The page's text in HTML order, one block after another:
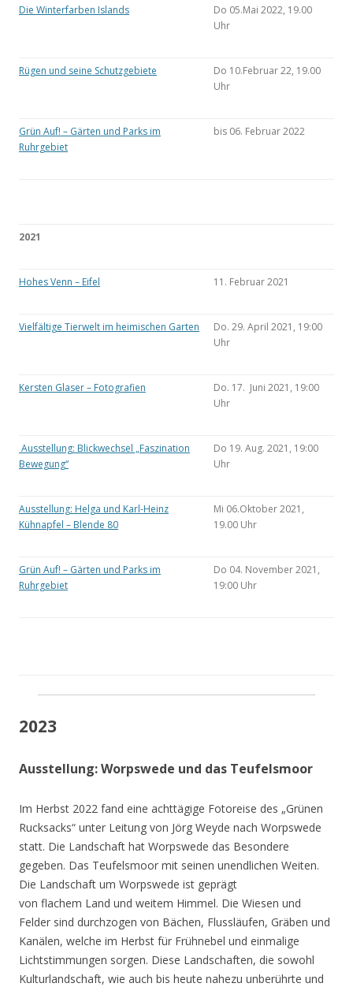
Die Winterfarben Islands
Do 05.Mai 2022, 19.00
Uhr
Rügen und seine Schutzgebiete
Do 10.Februar 22, 19.00
Uhr
Grün Auf! – Gärten und Parks im
Ruhrgebiet
bis 06. Februar 2022
2021
Hohes Venn – Eifel 11. Februar 2021
Vielfältige Tierwelt im heimischen Garten
Do. 29. April 2021, 19:00
Uhr
Kersten Glaser – Fotografien
Do. 17. Juni 2021, 19:00
Uhr
Ausstellung: Blickwechsel „Faszination
Bewegung“
Do 19. Aug. 2021, 19:00
Uhr
Ausstellung: Helga und Karl-Heinz
Kühnapfel – Blende 80
Mi 06.Oktober 2021,
19.00 Uhr
Grün Auf! – Gärten und Parks im
Ruhrgebiet
Do 04. November 2021,
19:00 Uhr
2023
Ausstellung: Worpswede und das Teufelsmoor
Im Herbst 2022 fand eine achttägige Fotoreise des „Grünen
Rucksacks“ unter Leitung von Jörg Weyde nach Worpswede
statt. Die Landschaft hat Worpswede das Besondere
gegeben. Das Teufelsmoor mit seinen unendlichen Weiten.
Die Landschaft um Worpswede ist geprägt
von flachem Land und weitem Himmel. Die Wiesen und
Felder sind durchzogen von Bächen, Flussläufen, Gräben und
Kanälen, welche im Herbst für Frühnebel und einmalige
Lichtstimmungen sorgen. Diese Landschaften, die sowohl
Kulturlandschaft, wie auch bis heute nahezu unberührte und